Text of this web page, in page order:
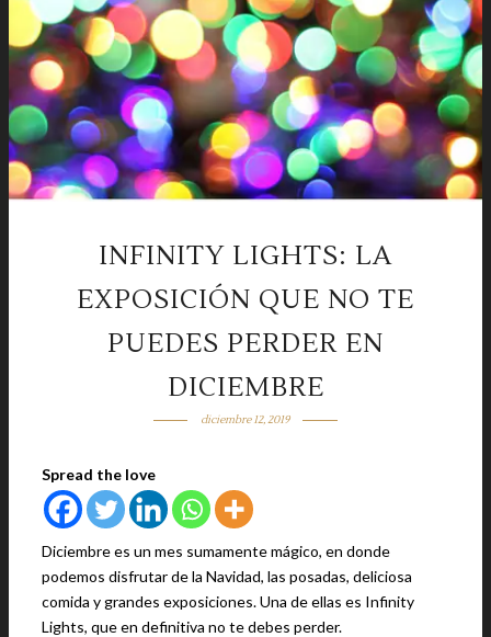
INFINITY LIGHTS: LA
EXPOSICIÓN QUE NO TE
PUEDES PERDER EN
DICIEMBRE
diciembre 12, 2019
Spread the love
Diciembre es un mes sumamente mágico, en donde
podemos disfrutar de la Navidad, las posadas, deliciosa
comida y grandes exposiciones. Una de ellas es Infinity
Lights, que en definitiva no te debes perder.